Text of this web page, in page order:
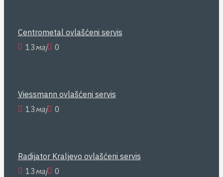
Centrometal ovlašćeni servis
13мај 0
Viessmann ovlašćeni servis
13мај 0
Radijator Kraljevo ovlašćeni servis
13мај 0